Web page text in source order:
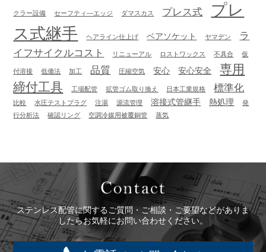
クラー設備 セーフティ―エッジ ダマスカス プレス式
プレ
ス式継手
ヘアライン仕上げ ベアソケット ヤマデン
ラ
イフサイクルコスト
リニューアル ロストワックス 不具合 仮
付溶接 低価法 加工 品質 圧縮空気 安心 安心安全
専用
締付工具
工場配管 拡管ゴム取り換え 日本工業規格 標準化
比較 水圧テストプラグ 注湯 源流管理 溶接式管継手 熱処理
発
行分析法
確認リング 空調冷媒用被覆銅管 蒸気
ステンレス配管に関するご質問・ご相談・ご要望などがありま
したらお気軽にお問い合わせください。